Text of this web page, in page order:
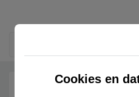
Cookies en